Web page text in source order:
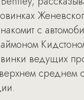
с
ведущих
среднем